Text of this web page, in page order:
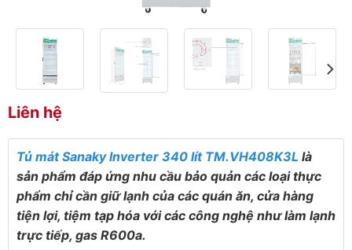
Liên hệ
Tủ mát Sanaky Inverter 340 lít TM.VH408K3L là
sản phẩm đáp ứng nhu cầu bảo quản các loại thực
phẩm chỉ cần giữ lạnh của các quán ăn, cửa hàng
tiện lợi, tiệm tạp hóa với các công nghệ như làm lạnh
trực tiếp, gas R600a.